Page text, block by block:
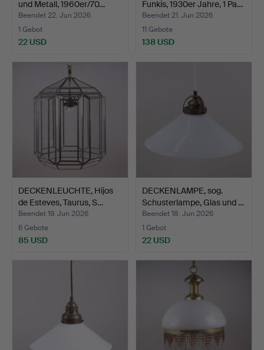
und Metall, 1960er/70…
Beendet 22. Jun 2026
1 Gebot
22 USD
Funkis, 1930er Jahre, 1 Pa…
Beendet 21. Jun 2026
11 Gebote
138 USD
DECKENLEUCHTE, Hijos
de Esteves, Taurus, S…
Beendet 19. Jun 2026
6 Gebote
85 USD
DECKENLAMPE, sog.
Schusterlampe, Glas und …
Beendet 18. Jun 2026
1 Gebot
22 USD